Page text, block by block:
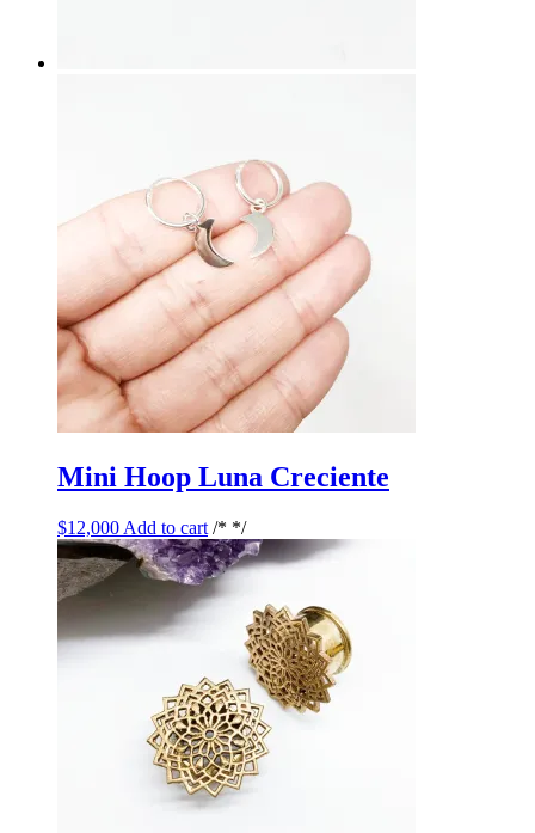
Mini Hoop Luna Creciente
$12,000 Add to cart /* */